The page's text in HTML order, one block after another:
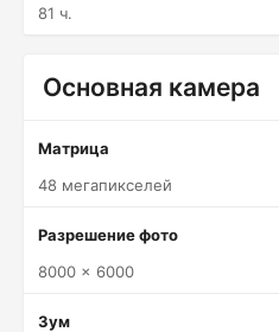
81 ч.
Основная камера
Матрица
48 мегапикселей
Разрешение фото
8000 x 6000
Зум